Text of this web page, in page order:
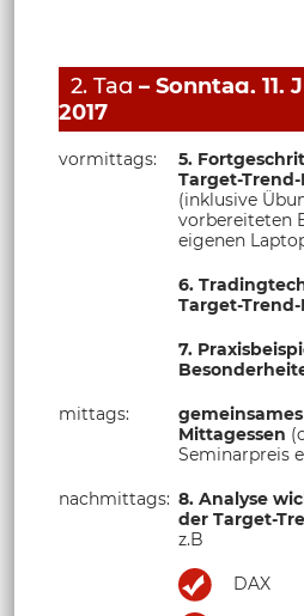
2. Tag – Sonntag, 11.
2017
vormittags:
5.
Target-
(inklusive
vorbereiteten
eigenen
6.
Target-
7.
mittags:
gemeinsames
Mittagessen
Seminarpreis
nachmittags: 8. Analyse
der Target-
z.B
DAX